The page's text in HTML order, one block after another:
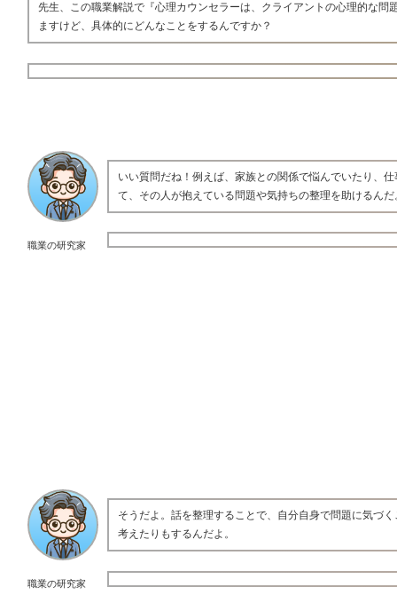
先生、この職業解説で『心理カウンセラーは、クライアントの心理的な
ますけど、具体的にどんなことをするんですか？
職業の研究家
いい質問だね！例えば、家族との関係で悩んでいたり、
て、その人が抱えている問題や気持ちの整理を助けるんだ
職業の研究家
そうだよ。話を整理することで、自分自身で問題に気づ
考えたりもするんだよ。